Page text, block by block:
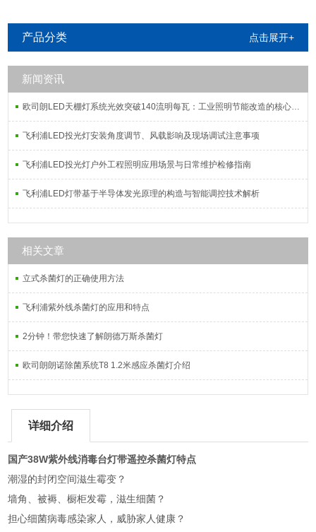
产品分类 点击展开+
新闻资讯
欧司朗LED天棚灯系统光效突破140流明每瓦：工业照明节能改造的核心指标解析
飞利浦LED投光灯安装角度调节、风载影响及现场调试注意事项
飞利浦LED投光灯户外工程照明应用场景与日常维护检修指南
飞利浦LED灯带基于半导体发光原理的构造与智能调控技术解析
相关文章
立式杀菌灯的正确使用方法
飞利浦紫外线杀菌灯的应用和特点
2分钟！带您快速了解朗德万斯杀菌灯
欧司朗朗诺除菌系统T8 1.2米感应杀菌灯介绍
详细介绍
国产38W紫外线消毒台灯带遥控杀菌灯特点
潮湿的封闭空间滋生霉变？
墙角、被褥、橱柜发霉，滋生细菌？
担心细菌病毒感染家人，威胁家人健康？